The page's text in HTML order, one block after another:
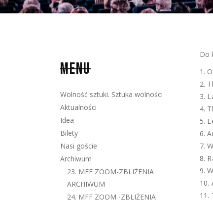
Do
MENU
Wolność sztuki. Sztuka wolności
Aktualności
Idea
Bilety
Nasi goście
Archiwum
23. MFF ZOOM-ZBLIŻENIA
ARCHIWUM
24. MFF ZOOM -ZBLIŻENIA